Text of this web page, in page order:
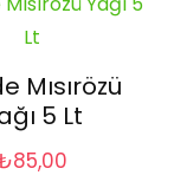
Mısırözü
5 Lt
85,00